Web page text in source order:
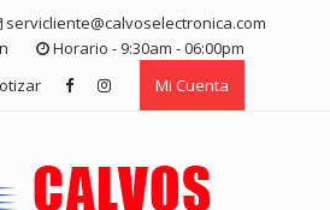
servicliente@calvoselectronica.com
Horario - 9:30am - 06:00pm
Mi Cuenta